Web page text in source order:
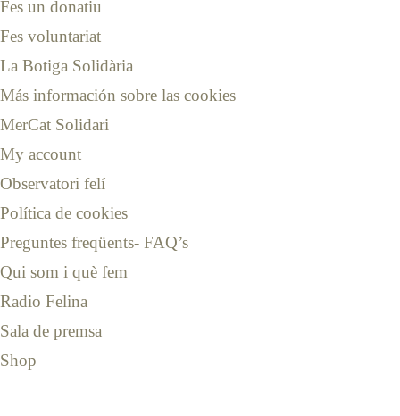
Fes un donatiu
Fes voluntariat
La Botiga Solidària
Más información sobre las cookies
MerCat Solidari
My account
Observatori felí
Política de cookies
Preguntes freqüents- FAQ’s
Qui som i què fem
Radio Felina
Sala de premsa
Shop